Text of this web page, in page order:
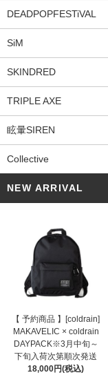
DEADPOPFESTiVAL
SiM
SKINDRED
TRIPLE AXE
眩暈SIREN
Collective
NEW ARRIVAL
【 予約商品 】[coldrain]
MAKAVELIC × coldrain
DAYPACK※3月中旬～
下旬入荷次第順次発送
18,000円(税込)